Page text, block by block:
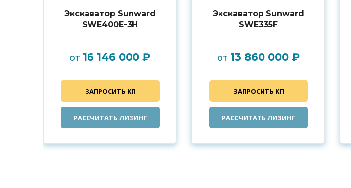
Экскаватор Sunward
SWE400E-3H
от 16 146 000 ₽
ЗАПРОСИТЬ КП
РАССЧИТАТЬ ЛИЗИНГ
Экскаватор Sunward
SWE335F
от 13 860 000 ₽
ЗАПРОСИТЬ КП
РАССЧИТАТЬ ЛИЗИНГ